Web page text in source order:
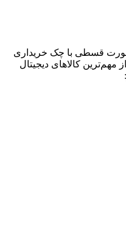
قسطی با چک خریداری
مهم‌ترین کالاهای دیجیتال